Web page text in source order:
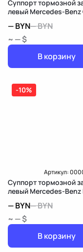
Суппорт тормозной
левый Mercedes-Benz
—BYN—BYN
~ — $
В корзину
-10%
Артикул:
Суппорт тормозной
левый Mercedes-Benz
—BYN—BYN
~ — $
В корзину